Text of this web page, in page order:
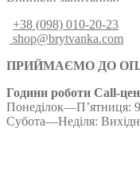
+38 (098) 010-20-23
shop@brytvanka.com
ПРИЙМАЄМО ДО
Години роботи Call-
Понеділок—П’ятниця:
Субота—Неділя: